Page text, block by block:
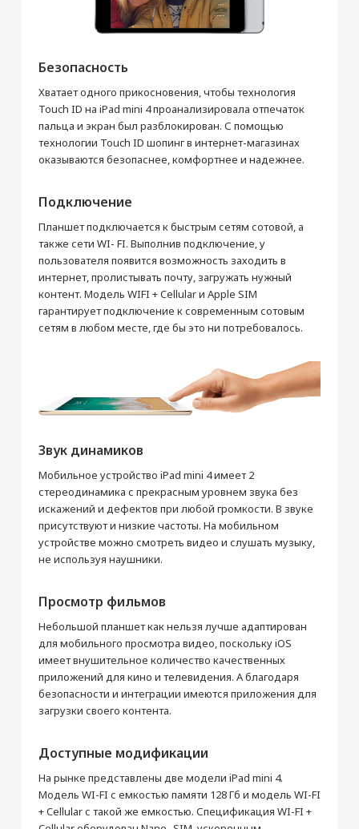
Безопасность
Хватает одного прикосновения, чтобы технология
Touch ID на iPad mini 4 проанализировала отпечаток
пальца и экран был разблокирован. С помощью
технологии Touch ID шопинг в интернет-магазинах
оказываются безопаснее, комфортнее и надежнее.
Подключение
Планшет подключается к быстрым сетям сотовой, а
также сети WI- FI. Выполнив подключение, у
пользователя появится возможность заходить в
интернет, пролистывать почту, загружать нужный
контент. Модель WIFI + Cellular и Apple SIM
гарантирует подключение к современным сотовым
сетям в любом месте, где бы это ни потребовалось.
Звук динамиков
Мобильное устройство iPad mini 4 имеет 2
стереодинамика с прекрасным уровнем звука без
искажений и дефектов при любой громкости. В звуке
присутствуют и низкие частоты. На мобильном
устройстве можно смотреть видео и слушать музыку,
не используя наушники.
Просмотр фильмов
Небольшой планшет как нельзя лучше адаптирован
для мобильного просмотра видео, поскольку iOS
имеет внушительное количество качественных
приложений для кино и телевидения. А благодаря
безопасности и интеграции имеются приложения для
загрузки своего контента.
Доступные модификации
На рынке представлены две модели iPad mini 4.
Модель WI-FI с емкостью памяти 128 Гб и модель WI-FI
+ Cellular с такой же емкостью. Спецификация WI-FI +